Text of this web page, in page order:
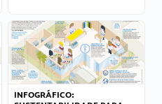
INFOGRÁFICO: